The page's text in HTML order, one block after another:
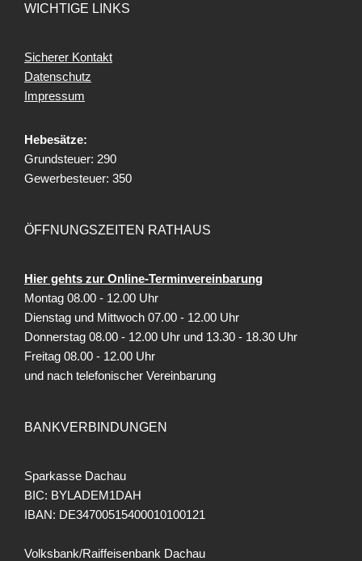
WICHTIGE LINKS
Sicherer Kontakt
Datenschutz
Impressum
Hebesätze:
Grundsteuer: 290
Gewerbesteuer: 350
ÖFFNUNGSZEITEN RATHAUS
Hier gehts zur Online-Terminvereinbarung
Montag 08.00 - 12.00 Uhr
Dienstag und Mittwoch 07.00 - 12.00 Uhr
Donnerstag 08.00 - 12.00 Uhr und 13.30 - 18.30 Uhr
Freitag 08.00 - 12.00 Uhr
und nach telefonischer Vereinbarung
BANKVERBINDUNGEN
Sparkasse Dachau
BIC: BYLADEM1DAH
IBAN: DE34700515400010100121
Volksbank/Raiffeisenbank Dachau